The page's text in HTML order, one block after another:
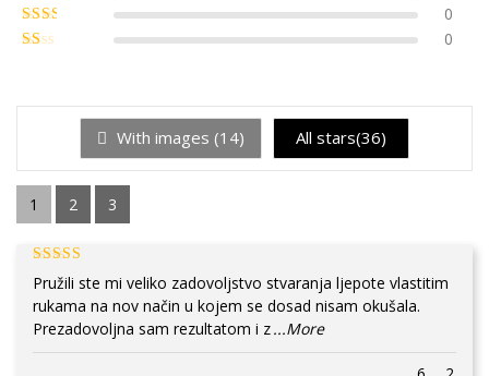
0
0
With images (14) All stars(36)
1 2 3
Pružili ste mi veliko zadovoljstvo stvaranja ljepote vlastitim
rukama na nov način u kojem se dosad nisam okušala.
Prezadovoljna sam rezultatom i z...More